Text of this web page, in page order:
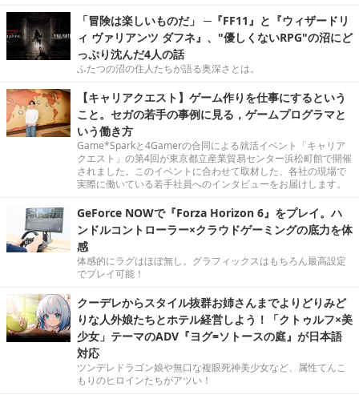
「冒険は楽しいものだ」 ─『FF11』と『ウィザードリ
ィ ヴァリアンツ ダフネ』、"優しくないRPG"の沼にど
っぷり沈んだ4人の話
ふたつの沼の住人たちが語る奥深さとは。
【キャリアクエスト】ゲーム作りを仕事にするという
こと。セガの若手の事例に見る，ゲームプログラマと
いう働き方
Game*Sparkと4Gamerの合同による就活イベント「キャリア
クエスト」の第4回が東京都立産業貿易センター浜松町館で開催
されました。このイベントに合わせて取材した、各社の現場で
実際に働いている若手社員へのインタビューをお届けします。
GeForce NOWで『Forza Horizon 6』をプレイ。ハ
ンドルコントローラー×クラウドゲーミングの底力を体
感
体感的にラグはほぼ無し。グラフィックスはもちろん最高設定
でプレイ可能！
クーデレからスタイル抜群お姉さんまでよりどりみど
りな人外娘たちとホテル経営しよう！「クトゥルフ×美
少女」テーマのADV『ヨグ=ソトースの庭』が日本語
対応
ツンデレドラゴン娘や無口な複眼死神美少女など、属性てんこ
もりのヒロインたちがアツい！